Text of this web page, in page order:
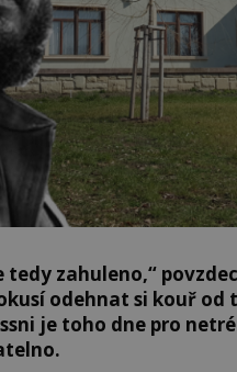
tedy zahuleno,“
odehnat si kouř od
je toho dne pro